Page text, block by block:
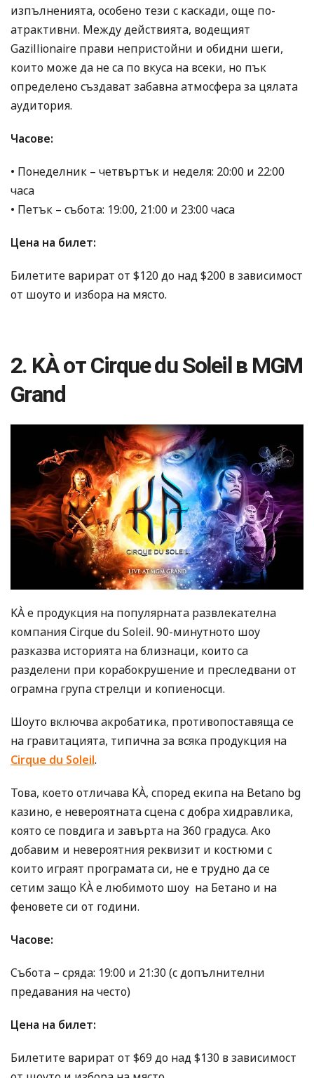
изпълненията, особено тези с каскади, още по-
атрактивни. Между действията, водещият
Gazillionaire прави непристойни и обидни шеги,
които може да не са по вкуса на всеки, но пък
определено създават забавна атмосфера за цялата
аудитория.
Часове:
• Понеделник – четвъртък и неделя: 20:00 и 22:00
часа
• Петък – събота: 19:00, 21:00 и 23:00 часа
Цена на билет:
Билетите варират от $120 до над $200 в зависимост
от шоуто и избора на място.
2. KÀ от Cirque du Soleil в MGM
Grand
KÀ е продукция на популярната развлекателна
компания Cirque du Soleil. 90-минутното шоу
разказва историята на близнаци, които са
разделени при корабокрушение и преследвани от
ограмна група стрелци и копиеносци.
Шоуто включва акробатика, противопоставяща се
на гравитацията, типична за всяка продукция на
Cirque du Soleil.
Това, което отличава KÀ, според екипа на Betano bg
казино, е невероятната сцена с добра хидравлика,
която се повдига и завърта на 360 градуса. Ако
добавим и невероятния реквизит и костюми с
които играят програмата си, не е трудно да се
сетим защо KÀ е любимото шоу на Бетано и на
феновете си от години.
Часове:
Събота – сряда: 19:00 и 21:30 (с допълнителни
предавания на често)
Цена на билет:
Билетите варират от $69 до над $130 в зависимост